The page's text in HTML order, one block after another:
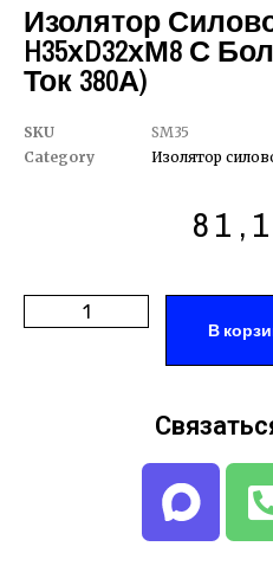
Изолятор
H35хD32хМ8 С
Ток 380А)
SKU
SM35
Category
Изолятор
В